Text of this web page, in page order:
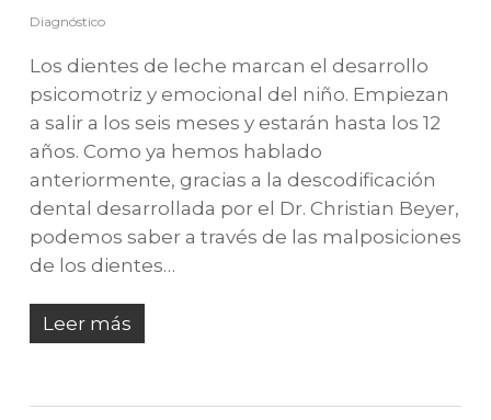
Diagnóstico
Los dientes de leche marcan el desarrollo
psicomotriz y emocional del niño. Empiezan
a salir a los seis meses y estarán hasta los 12
años. Como ya hemos hablado
anteriormente, gracias a la descodificación
dental desarrollada por el Dr. Christian Beyer,
podemos saber a través de las malposiciones
de los dientes…
Leer más